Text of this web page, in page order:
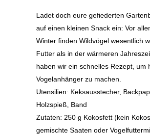
Ladet doch eure gefiederten
auf einen kleinen Snack ein: Vor
Winter finden Wildvögel wesentlich
Futter als in der wärmeren
haben wir ein schnelles Rezept, um
Vogelanhänger zu machen.
Utensilien: Keksausstecher,
Holzspieß, Band
Zutaten: 250 g Kokosfett (kein
gemischte Saaten oder